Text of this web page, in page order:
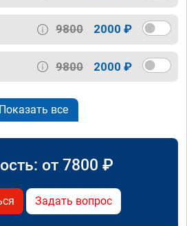
9800 2000 ₽
9800 2000 ₽
Показать все
от 7800 ₽
Задать вопрос